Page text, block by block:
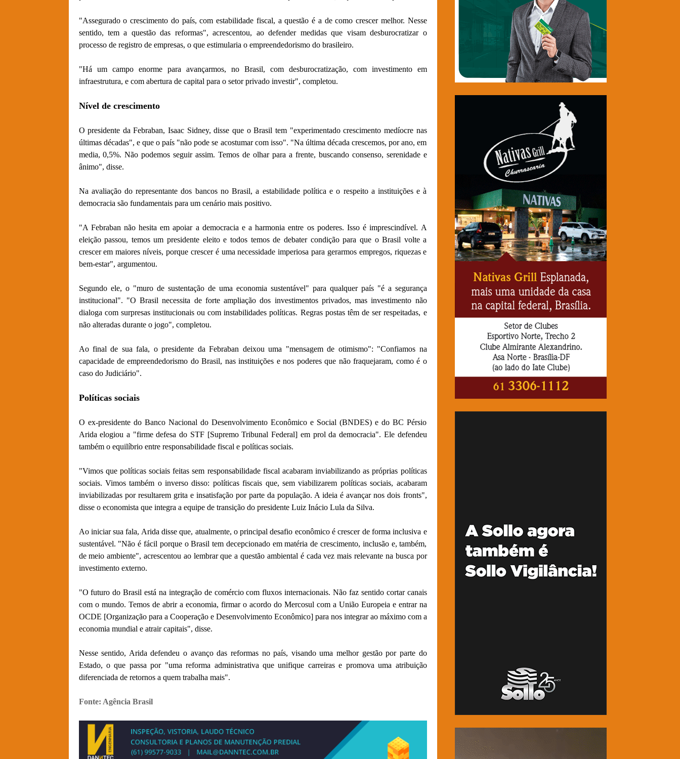
"Assegurado o crescimento do país, com estabilidade fiscal, a questão é a de como crescer melhor. Nesse
sentido, tem a questão das reformas", acrescentou, ao defender medidas que visam desburocratizar o
processo de registro de empresas, o que estimularia o empreendedorismo do brasileiro.
"Há um campo enorme para avançarmos, no Brasil, com desburocratização, com investimento em
infraestrutura, e com abertura de capital para o setor privado investir", completou.
Nível de crescimento
O presidente da Febraban, Isaac Sidney, disse que o Brasil tem "experimentado crescimento medíocre nas
últimas décadas", e que o país "não pode se acostumar com isso". "Na última década crescemos, por ano, em
media, 0,5%. Não podemos seguir assim. Temos de olhar para a frente, buscando consenso, serenidade e
ânimo", disse.
Na avaliação do representante dos bancos no Brasil, a estabilidade política e o respeito a instituições e à
democracia são fundamentais para um cenário mais positivo.
"A Febraban não hesita em apoiar a democracia e a harmonia entre os poderes. Isso é imprescindível. A
eleição passou, temos um presidente eleito e todos temos de debater condição para que o Brasil volte a
crescer em maiores níveis, porque crescer é uma necessidade imperiosa para gerarmos empregos, riquezas e
bem-estar", argumentou.
Segundo ele, o "muro de sustentação de uma economia sustentável" para qualquer país "é a segurança
institucional". "O Brasil necessita de forte ampliação dos investimentos privados, mas investimento não
dialoga com surpresas institucionais ou com instabilidades políticas. Regras postas têm de ser respeitadas, e
não alteradas durante o jogo", completou.
Ao final de sua fala, o presidente da Febraban deixou uma "mensagem de otimismo": "Confiamos na
capacidade de empreendedorismo do Brasil, nas instituições e nos poderes que não fraquejaram, como é o
caso do Judiciário".
Políticas sociais
O ex-presidente do Banco Nacional do Desenvolvimento Econômico e Social (BNDES) e do BC Pérsio
Arida elogiou a "firme defesa do STF [Supremo Tribunal Federal] em prol da democracia". Ele defendeu
também o equilíbrio entre responsabilidade fiscal e políticas sociais.
"Vimos que políticas sociais feitas sem responsabilidade fiscal acabaram inviabilizando as próprias políticas
sociais. Vimos também o inverso disso: políticas fiscais que, sem viabilizarem políticas sociais, acabaram
inviabilizadas por resultarem grita e insatisfação por parte da população. A ideia é avançar nos dois fronts",
disse o economista que integra a equipe de transição do presidente Luiz Inácio Lula da Silva.
Ao iniciar sua fala, Arida disse que, atualmente, o principal desafio econômico é crescer de forma inclusiva e
sustentável. "Não é fácil porque o Brasil tem decepcionado em matéria de crescimento, inclusão e, também,
de meio ambiente", acrescentou ao lembrar que a questão ambiental é cada vez mais relevante na busca por
investimento externo.
"O futuro do Brasil está na integração de comércio com fluxos internacionais. Não faz sentido cortar canais
com o mundo. Temos de abrir a economia, firmar o acordo do Mercosul com a União Europeia e entrar na
OCDE [Organização para a Cooperação e Desenvolvimento Econômico] para nos integrar ao máximo com a
economia mundial e atrair capitais", disse.
Nesse sentido, Arida defendeu o avanço das reformas no país, visando uma melhor gestão por parte do
Estado, o que passa por "uma reforma administrativa que unifique carreiras e promova uma atribuição
diferenciada de retornos a quem trabalha mais".
Fonte: Agência Brasil